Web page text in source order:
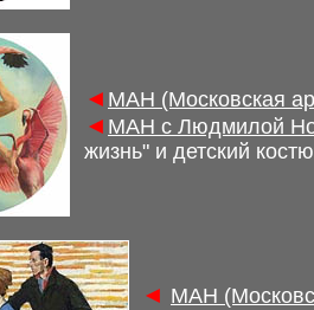
◄ МАН (Московская
◄ МАН с Людмилой
жизнь" и детский
◄ МАН